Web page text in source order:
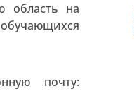
область на
почту: